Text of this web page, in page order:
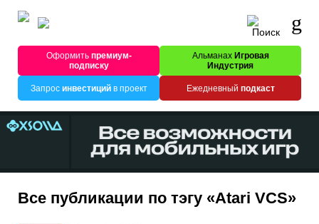
Оформитьпремиум-
подписку
Альманах Игровая
Индустрия
Запрос инвестицийв проект Ежедневный подкаст
Все публикации по тэгу «Atari VCS»